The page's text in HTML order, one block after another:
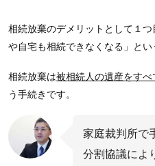
相続放棄のデメリットとして１
や自宅も相続できなくなる」とい
相続放棄は被相続人の遺産をすべ
う手続きです。
家庭裁判所で
分割協議によ